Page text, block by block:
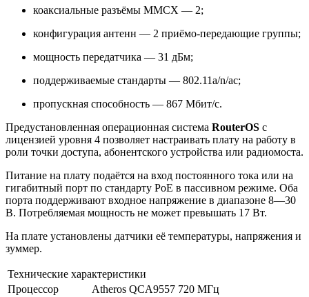
коаксиальные разъёмы MMCX — 2;
конфигурация антенн — 2 приёмо-передающие группы;
мощность передатчика — 31 дБм;
поддерживаемые стандарты — 802.11a/n/ac;
пропускная способность — 867 Мбит/с.
Предустановленная операционная система RouterOS с
лицензией уровня 4 позволяет настраивать плату на работу в
роли точки доступа, абонентского устройства или радиомоста.
Питание на плату подаётся на вход постоянного тока или на
гигабитный порт по стандарту PoE в пассивном режиме. Оба
порта поддерживают входное напряжение в диапазоне 8—30
В. Потребляемая мощность не может превышать 17 Вт.
На плате установлены датчики её температуры, напряжения и
зуммер.
Технические характеристики
Процессор
Atheros QCA9557 720 МГц